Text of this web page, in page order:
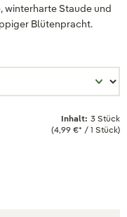
winterharte Staude und
Blütenpracht.
Inhalt: 3 Stück
(4,99 €* / 1 Stück)